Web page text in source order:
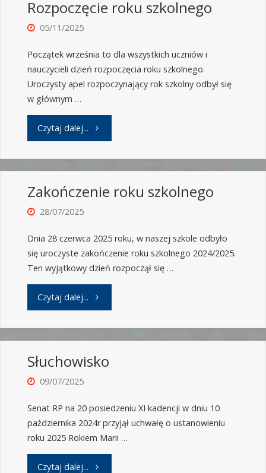
Rozpoczęcie roku szkolnego
05/11/2025
Początek września to dla wszystkich uczniów i
nauczycieli dzień rozpoczęcia roku szkolnego.
Uroczysty apel rozpoczynający rok szkolny odbył się
w głównym …
Czytaj dalej...
Zakończenie roku szkolnego
28/07/2025
Dnia 28 czerwca 2025 roku, w naszej szkole odbyło
się uroczyste zakończenie roku szkolnego 2024/2025.
Ten wyjątkowy dzień rozpoczął się …
Czytaj dalej...
Słuchowisko
09/07/2025
Senat RP na 20 posiedzeniu XI kadencji w dniu 10
października 2024r przyjął uchwałę o ustanowieniu
roku 2025 Rokiem Marii …
Czytaj dalej...